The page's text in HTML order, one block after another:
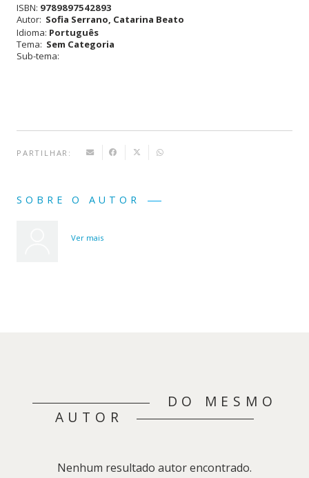
uma
Princesa
Grávida
ISBN: 9789897542893
Autor: Sofia Serrano, Catarina Beato
Idioma: Português
Tema: Sem Categoria
Sub-tema:
PARTILHAR:
SOBRE O AUTOR
Ver mais
DO MESMO
AUTOR
Nenhum resultado autor encontrado.